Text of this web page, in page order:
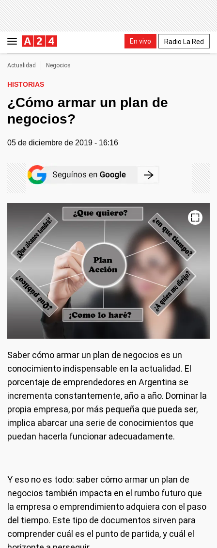
En vivo Radio La Red
Actualidad Negocios
HISTORIAS
¿Cómo armar un plan de
negocios?
05 de diciembre de 2019 - 16:16
Saber cómo armar un plan de negocios es un
conocimiento indispensable en la actualidad. El
porcentaje de emprendedores en Argentina se
incrementa constantemente, año a año. Dominar la
propia empresa, por más pequeña que pueda ser,
implica abarcar una serie de conocimientos que
puedan hacerla funcionar adecuadamente.
Y eso no es todo: saber cómo armar un plan de
negocios también impacta en el rumbo futuro que
la empresa o emprendimiento adquiera con el paso
del tiempo. Este tipo de documentos sirven para
comprender cuál es el punto de partida, y cuál el